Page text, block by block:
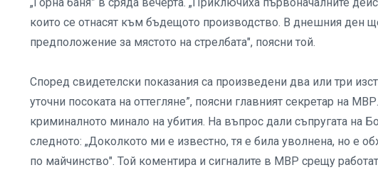
които се отнасят към бъдещото производство. В днешния ден
предположение за мястото на стрелбата", поясни той.
Според свидетелски показания са произведени два или три
уточни посоката на оттегляне”, поясни главният секретар на
криминалното минало на убития. На въпрос дали съпругата
следното: „Доколкото ми е известно, тя е била уволнена, но е
по майчинство". Той коментира и сигналите в МВР срещу